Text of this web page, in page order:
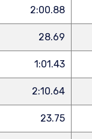
2:00.88
28.69
1:01.43
2:10.64
23.75